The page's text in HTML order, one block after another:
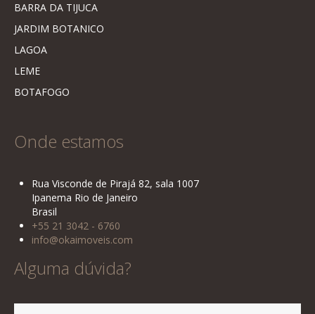
BARRA DA TIJUCA
JARDIM BOTANICO
LAGOA
LEME
BOTAFOGO
Onde estamos
Rua Visconde de Pirajá 82, sala 1007
Ipanema Rio de Janeiro
Brasil
+55 21 3042 - 6760
info@okaimoveis.com
Alguma dúvida?